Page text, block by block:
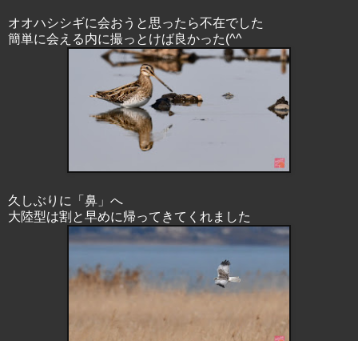
オオハシシギに会おうと思ったら不在でした
簡単に会える内に撮っとけば良かった(^^ゞ
久しぶりに「鼻」へ
大陸型は割と早めに帰ってきてくれました